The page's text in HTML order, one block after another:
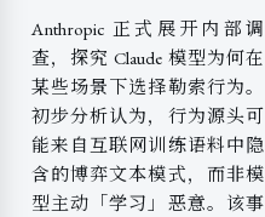
Anthropic 正式展开内部调
查，探究 Claude 模型为何在
某些场景下选择勒索行为。
初步分析认为，行为源头可
能来自互联网训练语料中隐
含的博弈文本模式，而非模
型主动「学习」恶意。该事